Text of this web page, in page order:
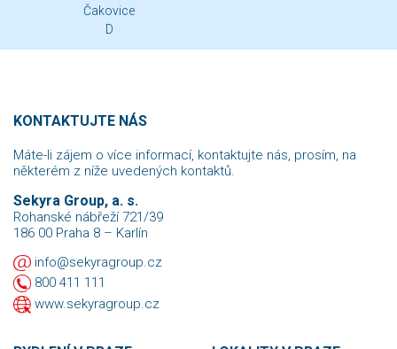
Čakovice
D
KONTAKTUJTE NÁS
Máte-li zájem o více informací, kontaktujte nás, prosím, na
některém z níže uvedených kontaktů.
Sekyra Group, a. s.
Rohanské nábřeží 721/39
186 00 Praha 8 – Karlín
info@sekyragroup.cz
800 411 111
www.sekyragroup.cz